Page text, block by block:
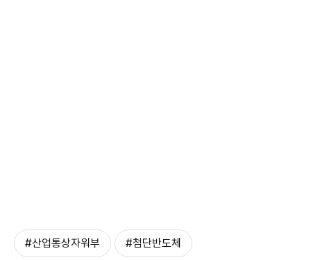
#산업통상자워부 #첨단반도체